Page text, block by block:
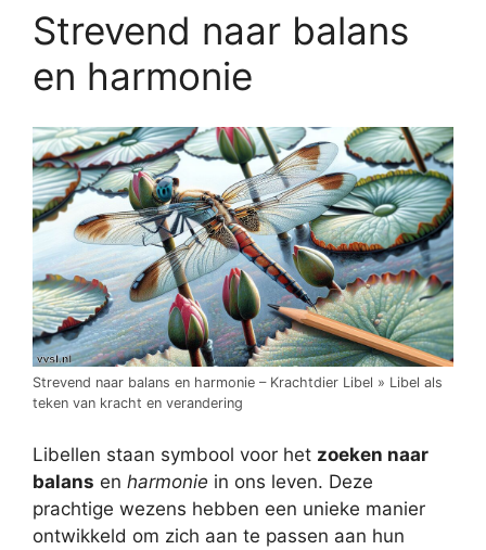
Strevend naar balans
en harmonie
Strevend naar balans en harmonie – Krachtdier Libel » Libel als
teken van kracht en verandering
Libellen staan symbool voor het zoeken naar
balans en harmonie in ons leven. Deze
prachtige wezens hebben een unieke manier
ontwikkeld om zich aan te passen aan hun